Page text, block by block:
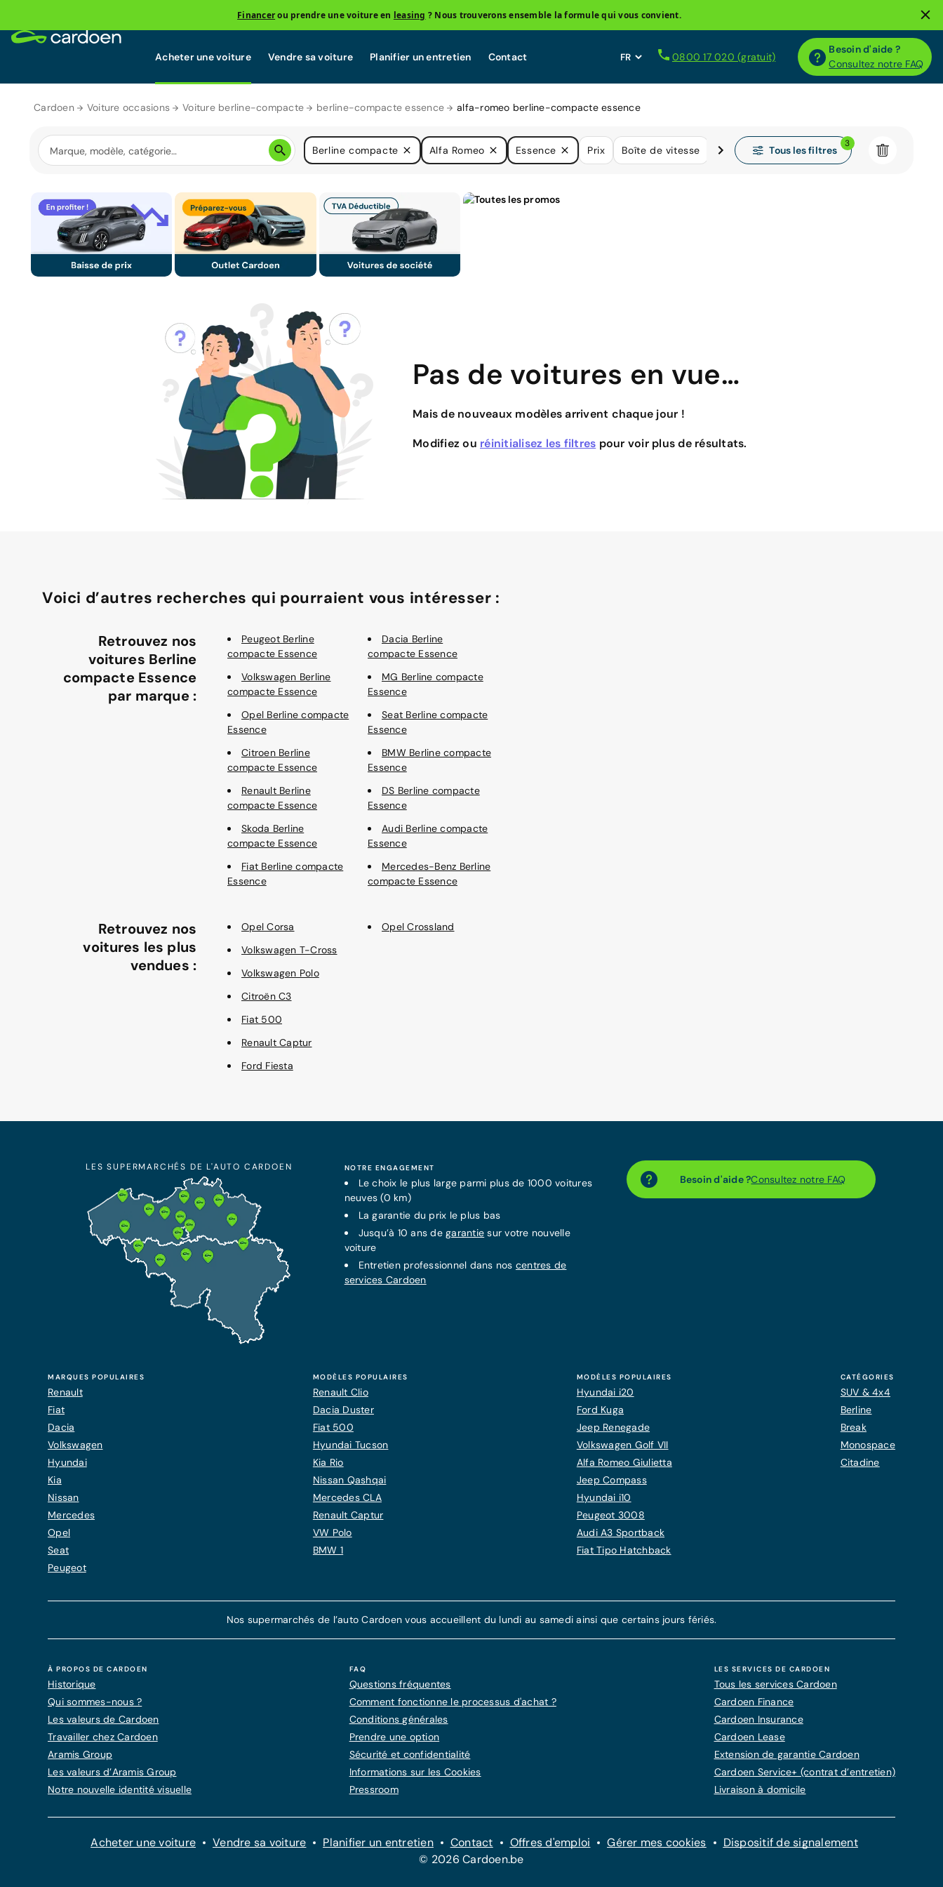
Financerou prendre une voiture en leasing ? Nous trouverons ensemble la formule qui vous convient.
Acheter une voiture Vendre sa voiture Planifier un entretien Contact 0800 17 020 (gratuit)
Besoin d'aide ?
Consultez notre FAQ
Cardoen Voiture occasions Voiture berline-compacte berline-compacte essence alfa-romeo berline-compacte essence
Berline compacte Alfa Romeo Essence Prix Boîte de vitesse KilométrageTous les filtres
3
Pas de voitures en vue…
Mais de nouveaux modèles arrivent chaque jour !
Modifiez ou réinitialisez les filtres pour voir plus de résultats.
Voici d’autres recherches qui pourraient vous intéresser :
Retrouvez nos
voitures Berline
compacte Essence
par marque :
Peugeot Berline
compacte Essence
Volkswagen Berline
compacte Essence
Opel Berline compacte
Essence
Citroen Berline
compacte Essence
Renault Berline
compacte Essence
Skoda Berline
compacte Essence
Fiat Berline compacte
Essence
Dacia Berline
compacte Essence
MG Berline compacte
Essence
Seat Berline compacte
Essence
BMW Berline compacte
Essence
DS Berline compacte
Essence
Audi Berline compacte
Essence
Mercedes-Benz Berline
compacte Essence
Retrouvez nos
voitures les plus
vendues :
Opel Corsa
Volkswagen T-Cross
Volkswagen Polo
Citroën C3
Fiat 500
Renault Captur
Ford Fiesta
Opel Crossland
Besoin d'aide ?Consultez notre FAQ
NOTRE ENGAGEMENT
Le choix le plus large parmi plus de 1000 voitures
neuves (0 km)
Lagarantie du prix le plus bas
Jusqu’à 10 ans degarantie sur votre nouvelle
voiture
Entretien professionnel dans nos centres de
services Cardoen
LES SUPERMARCHÉS DE L'AUTO CARDOEN
MARQUES POPULAIRES
Renault
Fiat
Dacia
Volkswagen
Hyundai
Kia
Nissan
Mercedes
Opel
Seat
Peugeot
MODÈLES POPULAIRES
Renault Clio
Dacia Duster
Fiat 500
Hyundai Tucson
Kia Rio
Nissan Qashqai
Mercedes CLA
Renault Captur
VW Polo
BMW 1
MODÈLES POPULAIRES
Hyundai i20
Ford Kuga
Jeep Renegade
Volkswagen Golf VII
Alfa Romeo Giulietta
Jeep Compass
Hyundai i10
Peugeot 3008
Audi A3 Sportback
Fiat Tipo Hatchback
CATÉGORIES
SUV & 4x4
Berline
Break
Monospace
Citadine
Nos supermarchés de l’auto Cardoen vous accueillent du lundi au samedi ainsi que certains jours fériés.
À PROPOS DE CARDOEN
Historique
Qui sommes-nous ?
Les valeurs de Cardoen
Travailler chez Cardoen
Aramis Group
Les valeurs d’Aramis Group
Notre nouvelle identité visuelle
FAQ
Questions fréquentes
Comment fonctionne le processus d'achat ?
Conditions générales
Prendre une option
Sécurité et confidentialité
Informations sur les Cookies
Pressroom
LES SERVICES DE CARDOEN
Tous les services Cardoen
Cardoen Finance
Cardoen Insurance
Cardoen Lease
Extension de garantie Cardoen
Cardoen Service+ (contrat d’entretien)
Livraison à domicile
Acheter une voiture Vendre sa voiture Planifier un entretien Contact Offres d'emploi Gérer mes cookies
Dispositif de signalement
© 2026 Cardoen.be